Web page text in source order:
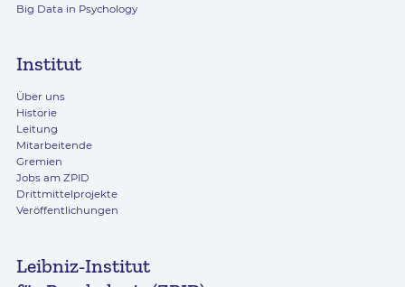
Big Data in Psychology
Institut
Über uns
Historie
Leitung
Mitarbeitende
Gremien
Jobs am ZPID
Drittmittelprojekte
Veröffentlichungen
Leibniz-Institut